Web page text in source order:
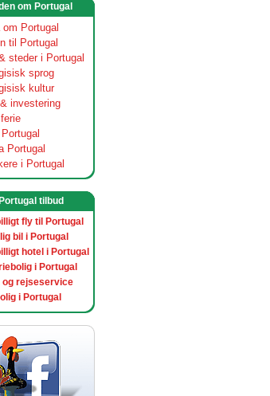
om Portugal
om Portugal
til Portugal
steder i Portugal
sprog
kultur
investering
Portugal
i Portugal
Portugal tilbud
fly til Portugal
bil i Portugal
hotel i Portugal
i Portugal
og rejseservice
i Portugal